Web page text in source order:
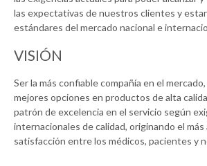
las expectativas de nuestros clientes y
estándares del mercado nacional e
VISIÓN
Ser la más confiable compañía en el
mejores opciones en productos de alta
patrón de excelencia en el servicio según
internacionales de calidad, originando el
satisfacción entre los médicos, pacientes y